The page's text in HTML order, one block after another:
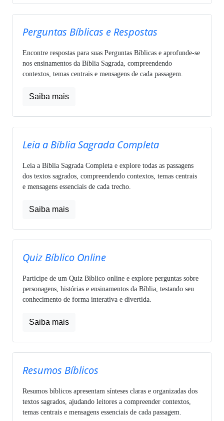
Perguntas Bíblicas e Respostas
Encontre respostas para suas Perguntas Bíblicas e aprofunde-se
nos ensinamentos da Bíblia Sagrada, compreendendo
contextos, temas centrais e mensagens de cada passagem.
Saiba mais
Leia a Bíblia Sagrada Completa
Leia a Bíblia Sagrada Completa e explore todas as passagens
dos textos sagrados, compreendendo contextos, temas centrais
e mensagens essenciais de cada trecho.
Saiba mais
Quiz Bíblico Online
Participe de um Quiz Bíblico online e explore perguntas sobre
personagens, histórias e ensinamentos da Bíblia, testando seu
conhecimento de forma interativa e divertida.
Saiba mais
Resumos Bíblicos
Resumos bíblicos apresentam sínteses claras e organizadas dos
textos sagrados, ajudando leitores a compreender contextos,
temas centrais e mensagens essenciais de cada passagem.